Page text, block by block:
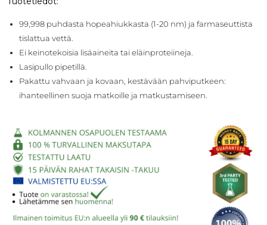
99,998 puhdasta hopeahiukkasta (1-20 nm) ja farmaseuttista
tislattua vettä.
Ei keinotekoisia lisäaineita tai eläinproteiineja.
Lasipullo pipetillä.
Pakattu vahvaan ja kovaan, kestävään pahviputkeen:
ihanteellinen suoja matkoille ja matkustamiseen.